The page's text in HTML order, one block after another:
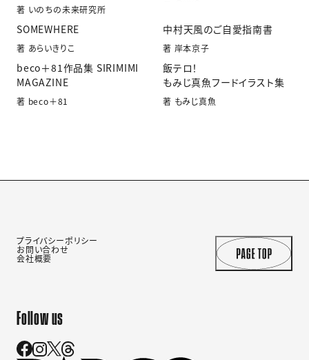
著 いのちの未来研究所
SOMEWHERE
著 あらいきりこ
中村天風のご自愛指南書
著 岸本京子
beco＋81作品集 SIRIMIMI
MAGAZINE
著 beco＋81
飯テロ！
もみじ真魚フードイラスト集
著 もみじ真魚
プライバシーポリシー
お問い合わせ
会社概要
Follow us